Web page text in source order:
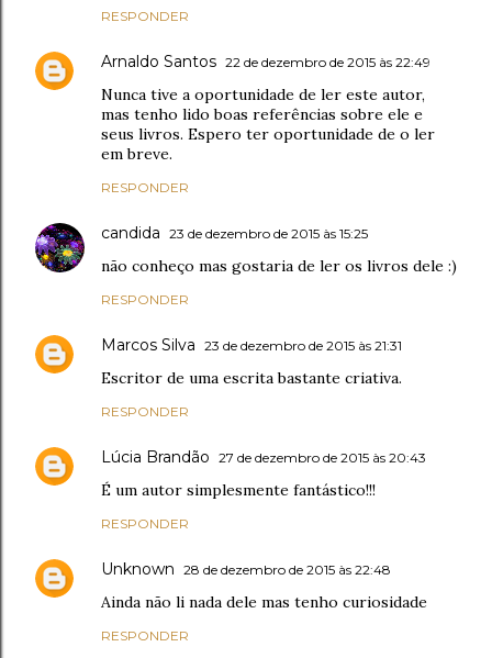
RESPONDER
Arnaldo Santos 22 de dezembro de 2015 às 22:49
Nunca tive a oportunidade de ler este autor,
mas tenho lido boas referências sobre ele e
seus livros. Espero ter oportunidade de o ler
em breve.
RESPONDER
candida 23 de dezembro de 2015 às 15:25
não conheço mas gostaria de ler os livros dele :)
RESPONDER
Marcos Silva 23 de dezembro de 2015 às 21:31
Escritor de uma escrita bastante criativa.
RESPONDER
Lúcia Brandão 27 de dezembro de 2015 às 20:43
É um autor simplesmente fantástico!!!
RESPONDER
Unknown 28 de dezembro de 2015 às 22:48
Ainda não li nada dele mas tenho curiosidade
RESPONDER